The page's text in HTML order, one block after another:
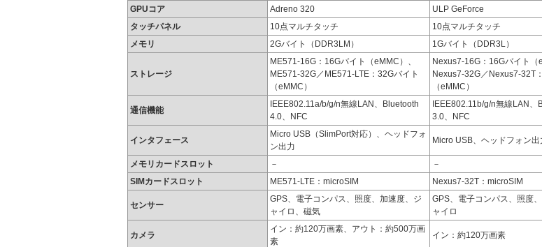
GPUコア
Adreno 320
ULP GeForce
タッチパネル
10点マルチタッチ
10点マルチタッチ
メモリ
2Gバイト（DDR3LM） 1Gバイト（DDR3L）
ストレージ
ME571-16G：16Gバイト（eMMC）、
ME571-32G／ME571-LTE：32Gバイト
（eMMC）
Nexus7-16G：16Gバイト（
Nexus7-32G／Nexus7-32T
（eMMC）
通信機能
IEEE802.11a/b/g/n無線LAN、Bluetooth
4.0、NFC
IEEE802.11b/g/n無線LAN、
3.0、NFC
インタフェース
Micro USB（SlimPort対応）、ヘッドフォ
ン出力
Micro USB、ヘッドフォン出
メモリカードスロット －
－
SIMカードスロット
ME571-LTE：microSIM Nexus7-32T：microSIM
センサー
GPS、電子コンパス、照度、加速度、ジ
ャイロ、磁気
GPS、電子コンパス、照度
ャイロ
カメラ
イン：約120万画素、アウト：約500万画
素
イン：約120万画素